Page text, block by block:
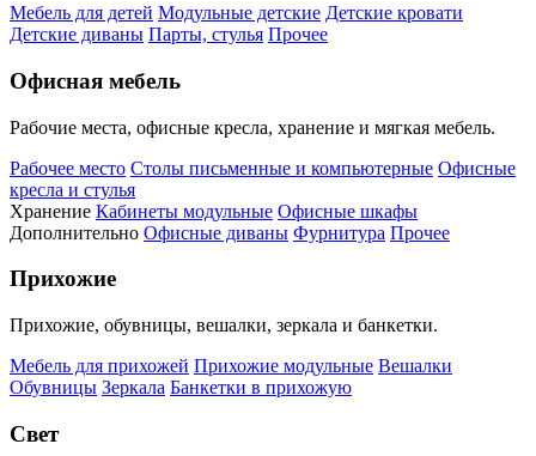
Мебель для детей Модульные детские Детские кровати
Детские диваны Парты, стулья Прочее
Офисная мебель
Рабочие места, офисные кресла, хранение и мягкая мебель.
Рабочее место Столы письменные и компьютерные Офисные
кресла и стулья
Хранение Кабинеты модульные Офисные шкафы
Дополнительно Офисные диваны Фурнитура Прочее
Прихожие
Прихожие, обувницы, вешалки, зеркала и банкетки.
Мебель для прихожей Прихожие модульные Вешалки
Обувницы Зеркала Банкетки в прихожую
Свет